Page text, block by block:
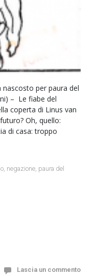
nascosto per paura del
– Le fiabe del
coperta di Linus van
Oh, quello:
di casa: troppo
, negazione, paura del
Lascia un commento